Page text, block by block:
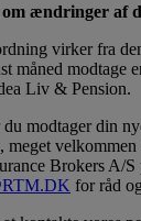
ændringer af
virker fra
måned modtage
Liv & Pension.
modtager din
Brokers A/S
for råd